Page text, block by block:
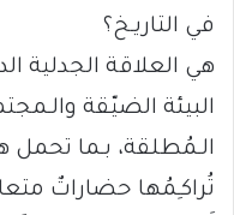
في التاريـخ؟
هي العلاقة الجدلية
البيئة الضيّقة
الـمُطلقة، بـما
تُراكـِمُها حضاراتٌ